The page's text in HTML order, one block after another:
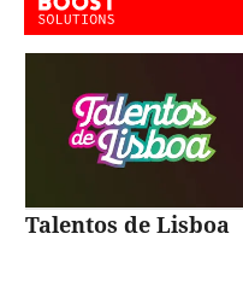
Talentos de Lisboa